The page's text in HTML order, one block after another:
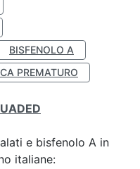
BISFENOLO A
PREMATURO
e bisfenolo A in
italiane: